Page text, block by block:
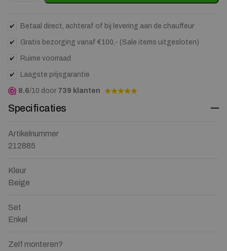
Betaal direct, achteraf of bij levering aan de chauffeur
Gratis bezorging vanaf €100,- (Sale items uitgesloten)
Ruime voorraad
Laagste prijsgarantie
8.6/10 door 739 klanten
Specificaties
Artikelnummer
212885
Kleur
Beige
Set
Enkel
Zelf monteren?